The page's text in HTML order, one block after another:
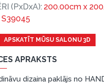
APSKATĪT MŪSU SALONU 3D
APRAKSTS
dizaina paklājs no
(PxDxA): 200.00cm x
S39045